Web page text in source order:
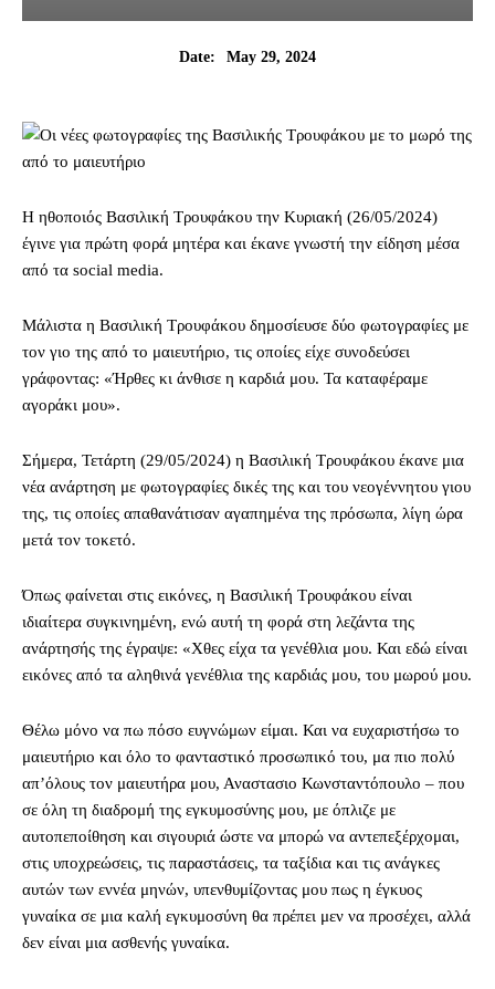
Date: May 29, 2024
Η ηθοποιός Βασιλική Τρουφάκου την Κυριακή (26/05/2024)
έγινε για πρώτη φορά μητέρα και έκανε γνωστή την είδηση μέσα
από τα social media.
Μάλιστα η Βασιλική Τρουφάκου δημοσίευσε δύο φωτογραφίες με
τον γιο της από το μαιευτήριο, τις οποίες είχε συνοδεύσει
γράφοντας: «Ήρθες κι άνθισε η καρδιά μου. Τα καταφέραμε
αγοράκι μου».
Σήμερα, Τετάρτη (29/05/2024) η Βασιλική Τρουφάκου έκανε μια
νέα ανάρτηση με φωτογραφίες δικές της και του νεογέννητου γιου
της, τις οποίες απαθανάτισαν αγαπημένα της πρόσωπα, λίγη ώρα
μετά τον τοκετό.
Όπως φαίνεται στις εικόνες, η Βασιλική Τρουφάκου είναι
ιδιαίτερα συγκινημένη, ενώ αυτή τη φορά στη λεζάντα της
ανάρτησής της έγραψε: «Χθες είχα τα γενέθλια μου. Και εδώ είναι
εικόνες από τα αληθινά γενέθλια της καρδιάς μου, του μωρού μου.
Θέλω μόνο να πω πόσο ευγνώμων είμαι. Και να ευχαριστήσω το
μαιευτήριο και όλο το φανταστικό προσωπικό του, μα πιο πολύ
απ’όλους τον μαιευτήρα μου, Αναστασιο Κωνσταντόπουλο – που
σε όλη τη διαδρομή της εγκυμοσύνης μου, με όπλιζε με
αυτοπεποίθηση και σιγουριά ώστε να μπορώ να αντεπεξέρχομαι,
στις υποχρεώσεις, τις παραστάσεις, τα ταξίδια και τις ανάγκες
αυτών των εννέα μηνών, υπενθυμίζοντας μου πως η έγκυος
γυναίκα σε μια καλή εγκυμοσύνη θα πρέπει μεν να προσέχει, αλλά
δεν είναι μια ασθενής γυναίκα.